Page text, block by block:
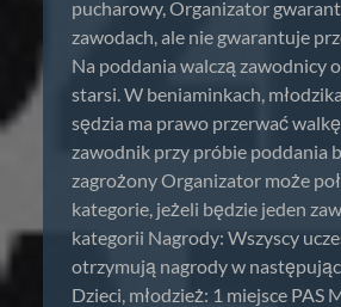
pucharowy, Organizator
zawodach, ale nie gwarantuje
Na poddania walczą zawodnicy
starsi. W beniaminkach,
sędzia ma prawo przerwać
zawodnik przy próbie poddania
zagrożony Organizator może
kategorie, jeżeli będzie jeden
kategorii Nagrody: Wszyscy
otrzymują nagrody w
Dzieci, młodzież: 1 miejsce PAS